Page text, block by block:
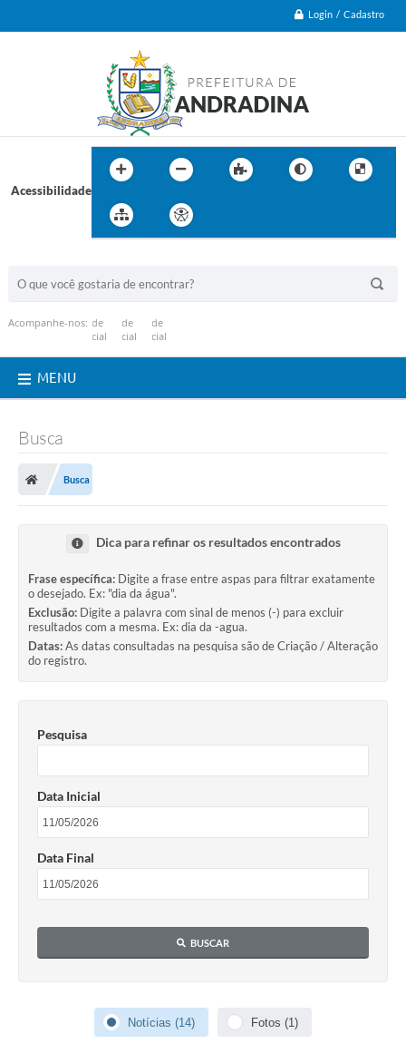
Login / Cadastro
Acessibilidade
Acompanhe-nos:
MENU
Busca
Busca
Dica para refinar os resultados encontrados
Frase específica: Digite a frase entre aspas para filtrar exatamente
o desejado. Ex: "dia da água".
Exclusão: Digite a palavra com sinal de menos (-) para excluir
resultados com a mesma. Ex: dia da -agua.
Datas:As datas consultadas na pesquisa são de Criação / Alteração
do registro.
Pesquisa
Data Inicial
Data Final
BUSCAR
Notícias (14) Fotos (1)